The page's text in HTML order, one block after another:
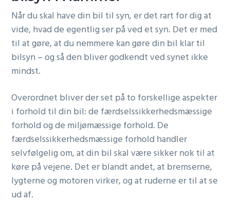
Når du skal have din bil til syn, er det rart for dig at
vide, hvad de egentlig ser på ved et syn. Det er med
til at gøre, at du nemmere kan gøre din bil klar til
bilsyn – og så den bliver godkendt ved synet ikke
mindst.
Overordnet bliver der set på to forskellige aspekter
i forhold til din bil: de færdselssikkerhedsmæssige
forhold og de miljømæssige forhold. De
færdselssikkerhedsmæssige forhold handler
selvfølgelig om, at din bil skal være sikker nok til at
køre på vejene. Det er blandt andet, at bremserne,
lygterne og motoren virker, og at ruderne er til at se
ud af.